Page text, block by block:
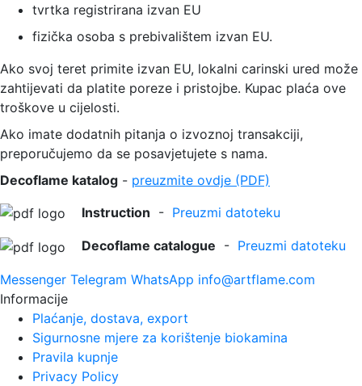
tvrtka registrirana izvan EU
fizička osoba s prebivalištem izvan EU.
Ako svoj teret primite izvan EU, lokalni carinski ured može
zahtijevati da platite poreze i pristojbe. Kupac plaća ove
troškove u cijelosti.
Ako imate dodatnih pitanja o izvoznoj transakciji,
preporučujemo da se posavjetujete s nama.
Decoflame katalog - preuzmite ovdje (PDF)
Instruction - Preuzmi datoteku
Decoflame catalogue - Preuzmi datoteku
Messenger Telegram WhatsApp info@artflame.com
Informacije
Plaćanje, dostava, export
Sigurnosne mjere za korištenje biokamina
Pravila kupnje
Privacy Policy